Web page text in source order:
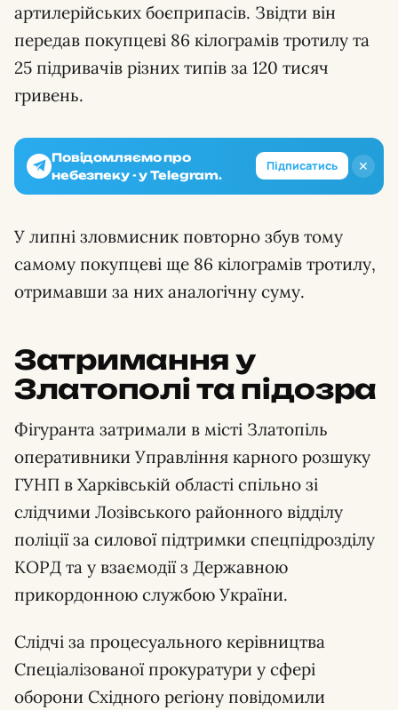
артилерійських боєприпасів. Звідти він
передав покупцеві 86 кілограмів тротилу та
25 підривачів різних типів за 120 тисяч
гривень.
✕
Повідомляємо про
небезпеку - у Telegram.
Підписатись
У липні зловмисник повторно збув тому
самому покупцеві ще 86 кілограмів тротилу,
отримавши за них аналогічну суму.
Затримання у
Златополі та підозра
Фігуранта затримали в місті Златопіль
оперативники Управління карного розшуку
ГУНП в Харківській області спільно зі
слідчими Лозівського районного відділу
поліції за силової підтримки спецпідрозділу
КОРД та у взаємодії з Державною
прикордонною службою України.
Слідчі за процесуального керівництва
Спеціалізованої прокуратури у сфері
оборони Східного регіону повідомили